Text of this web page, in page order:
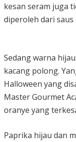
kesan seram juga
diperoleh dari
Sedang warna
kacang polong.
Halloween yang
Master Gourmet
oranye yang
Paprika hijau dan